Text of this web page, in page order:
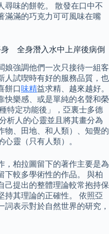
尋味的餅乾。 散發在口中不
滿滿的巧克力可可風味在嘴
全身潛入水中上岸後病倒
娘強調他們一次只接待一組客
人試喫時有好的服務品質，也
餅口味精益求精、越來越好。
快樂感、或是單純的名聲和榮
特定功能後」，亞裏士多德
析人的心靈並且將其畫分為
物、田地、和人類）、知覺的
靈（只有人類）。
，柏拉圖留下的著作主要是為
下較多學術性的作品。 與柏
己提出的整體理論較常抱持保
持其理論的正確性。 依照亞
表示對於自然世界的研究，